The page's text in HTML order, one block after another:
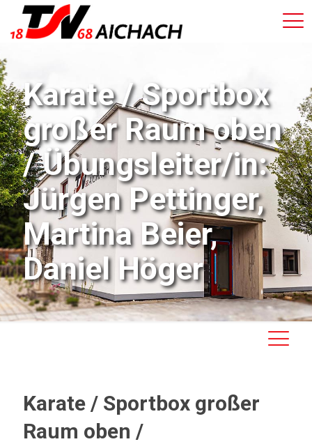
Karate / Sportbox
großer Raum oben
/ Übungsleiter/in:
Jürgen Pettinger,
Martina Beier,
Daniel Höger
Karate / Sportbox großer
Raum oben /